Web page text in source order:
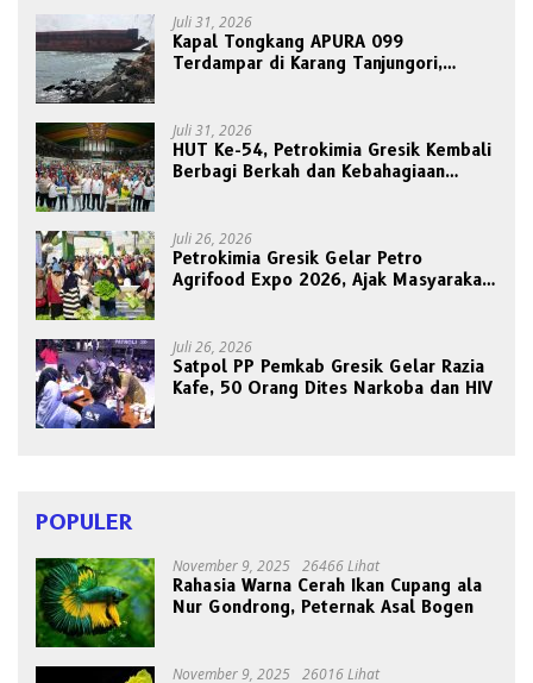
Juli 31, 2026
Kapal Tongkang APURA 099
Terdampar di Karang Tanjungori,
Juli 31, 2026
HUT Ke-54, Petrokimia Gresik Kembali
Berbagi Berkah dan Kebahagiaan
Juli 26, 2026
Petrokimia Gresik Gelar Petro
Agrifood Expo 2026, Ajak Masyarakat
Juli 26, 2026
Satpol PP Pemkab Gresik Gelar Razia
Kafe, 50 Orang Dites Narkoba dan HIV
POPULER
November 9, 2025 26466 Lihat
Rahasia Warna Cerah Ikan Cupang ala
Nur Gondrong, Peternak Asal Bogen
November 9, 2025 26016 Lihat